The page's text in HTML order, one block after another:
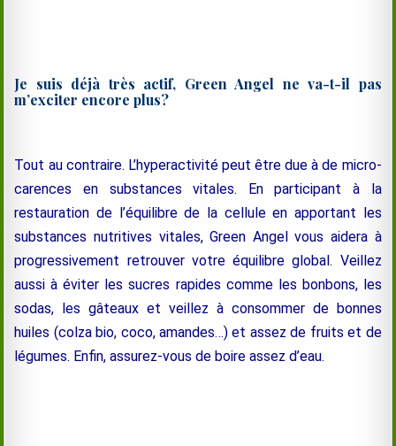
Je suis déjà très actif, Green Angel ne va-t-il pas
m’exciter encore plus?
Tout au contraire. L’hyperactivité peut être due à de micro-
carences en substances vitales. En participant à la
restauration de l’équilibre de la cellule en apportant les
substances nutritives vitales, Green Angel vous aidera à
progressivement retrouver votre équilibre global. Veillez
aussi à éviter les sucres rapides comme les bonbons, les
sodas, les gâteaux et veillez à consommer de bonnes
huiles (colza bio, coco, amandes…) et assez de fruits et de
légumes. Enfin, assurez-vous de boire assez d’eau.